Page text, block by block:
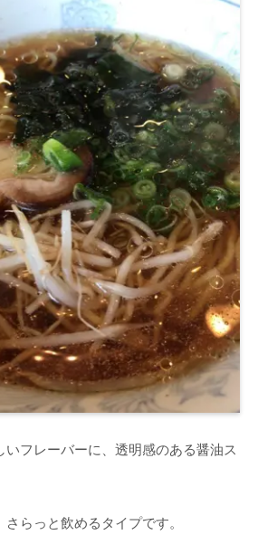
いフレーバーに、透明感のある醤油ス
らっと飲めるタイプです。